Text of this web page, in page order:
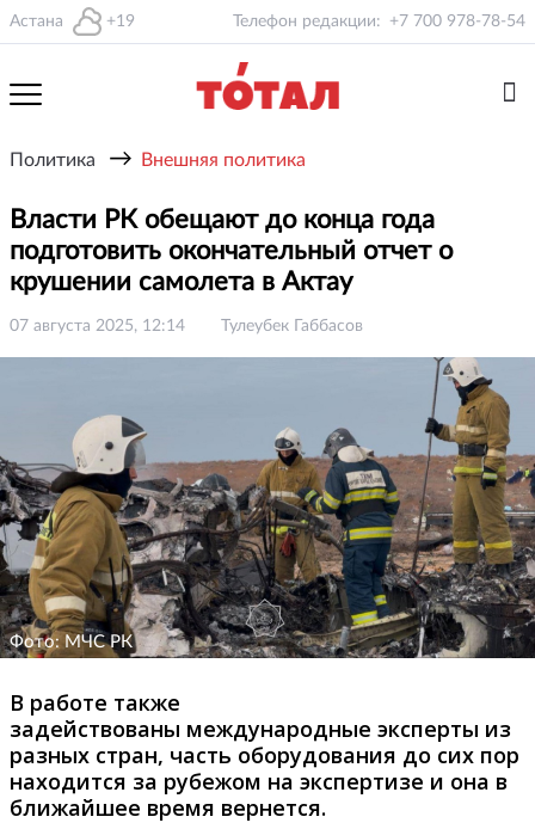
Астана +19 Телефон редакции: +7 700 978-78-54
Политика → Внешняя политика
Власти РК обещают до конца года
подготовить окончательный отчет о
крушении самолета в Актау
07 августа 2025, 12:14 Тулеубек Габбасов
Фото: МЧС РК
В работе также
задействованы международные эксперты из
разных стран, часть оборудования до сих пор
находится за рубежом на экспертизе и она в
ближайшее время вернется.